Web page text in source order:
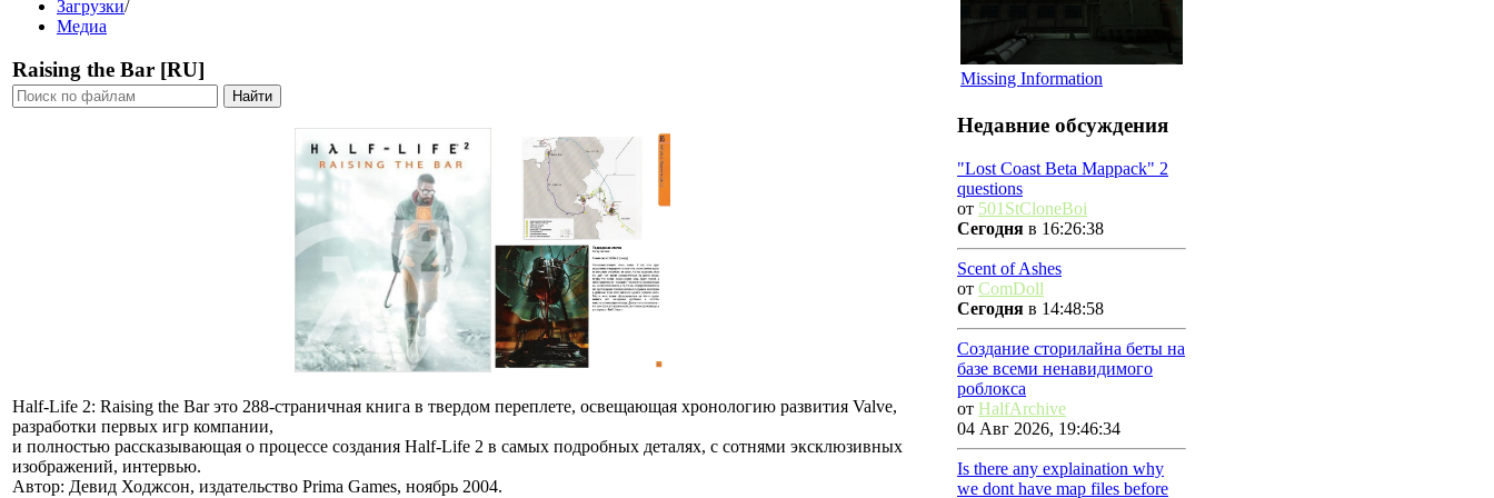
Загрузки/
Медиа
Raising the Bar [RU]
Half-Life 2: Raising the Bar это 288-страничная книга в твердом переплете, освещающая хронологию развития Valve,
разработки первых игр компании,
и полностью рассказывающая о процессе создания Half-Life 2 в самых подробных деталях, с сотнями эксклюзивных
изображений, интервью.
Автор: Девид Ходжсон, издательство Prima Games, ноябрь 2004.
Missing Information
Недавние обсуждения
"Lost Coast Beta Mappack" 2
questions
от 501StCloneBoi
Сегодня в 16:26:38
Scent of Ashes
от ComDoll
Сегодня в 14:48:58
Создание сторилайна беты на
базе всеми ненавидимого
роблокса
от HalfArchive
04 Авг 2026, 19:46:34
Is there any explaination why
we dont have map files before